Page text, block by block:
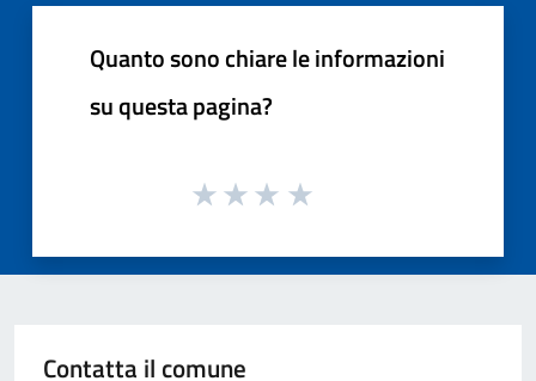
Quanto sono chiare le informazioni
su questa pagina?
Contatta il comune